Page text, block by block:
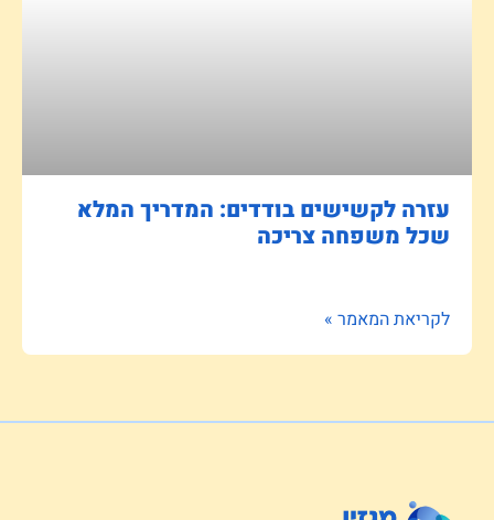
עזרה לקשישים בודדים: המדריך המלא
שכל משפחה צריכה
לקריאת המאמר »